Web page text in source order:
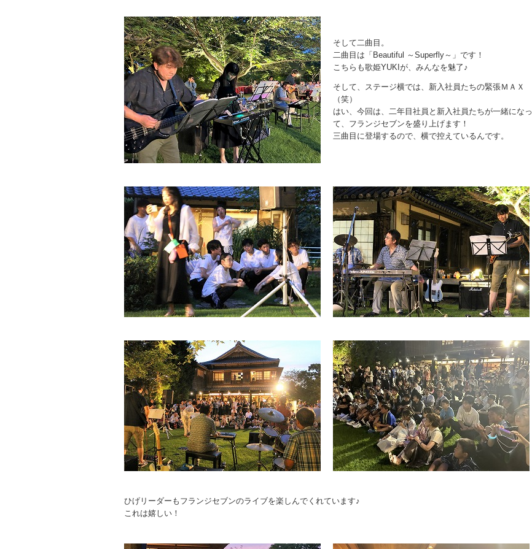
そして二曲目。
二曲目は「Beautiful ～Superfly～」です！
こちらも歌姫YUKIが、みんなを魅了♪
そして、ステージ横では、新入社員たちの緊張ＭＡＸ
（笑）
はい、今回は、二年目社員と新入社員たちが一緒になっ
て、フランジセブンを盛り上げます！
三曲目に登場するので、横で控えているんです。
ひげリーダーもフランジセブンのライブを楽しんでくれています♪
これは嬉しい！